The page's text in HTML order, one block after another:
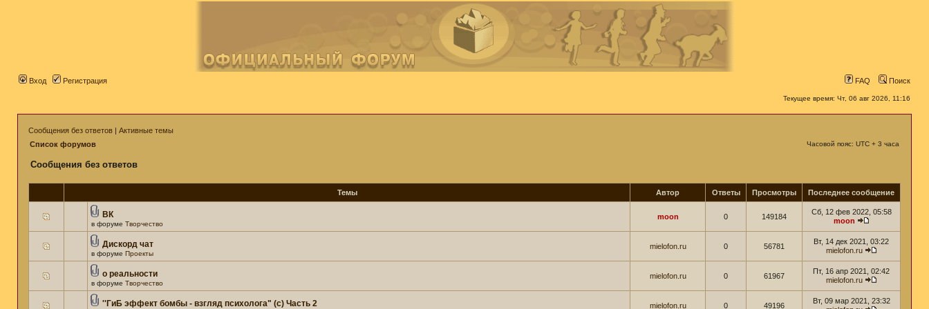
Вход Регистрация FAQ Поиск
Текущее время: Чт, 06 авг 2026, 11:16
Сообщения без ответов | Активные темы
Список форумов
Часовой пояс: UTC + 3 часа
Сообщения без ответов
Темы Автор Ответы Просмотры Последнее сообщение
ВК
в форуме Творчество
moon 0 149184
Сб, 12 фев 2022, 05:58
moon
Дискорд чат
в форуме Проекты
mielofon.ru 0 56781
Вт, 14 дек 2021, 03:22
mielofon.ru
о реальности
в форуме Творчество
mielofon.ru 0 61967
Пт, 16 апр 2021, 02:42
mielofon.ru
''ГиБ эффект бомбы - взгляд психолога" (c) Часть 2 mielofon.ru 0 49196
Вт, 09 мар 2021, 23:32